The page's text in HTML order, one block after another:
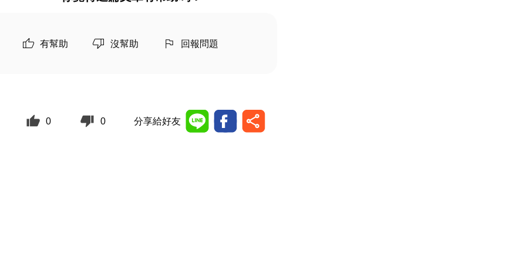
有幫助 沒幫助 回報問題
0 0 分享給好友